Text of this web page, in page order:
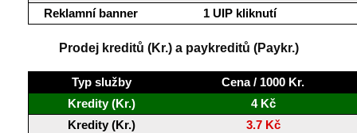
Reklamní banner
1 UIP kliknutí
Prodej kreditů (Kr.) a paykreditů (Paykr.)
Typ služby
Cena / 1000 Kr.
Kredity (Kr.)
4 Kč
Kredity (Kr.)
3.7 Kč